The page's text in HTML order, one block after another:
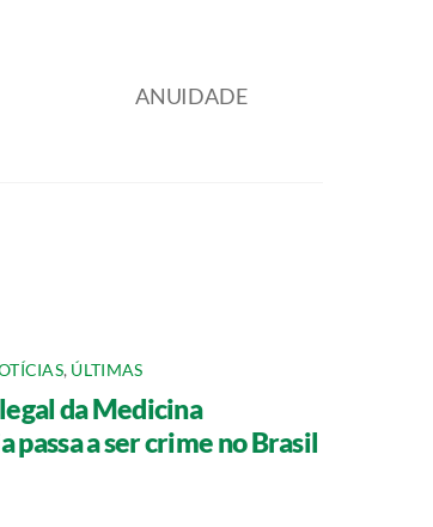
ANUIDADE
, ÚLTIMAS
da Medicina
passa a ser crime no Brasil